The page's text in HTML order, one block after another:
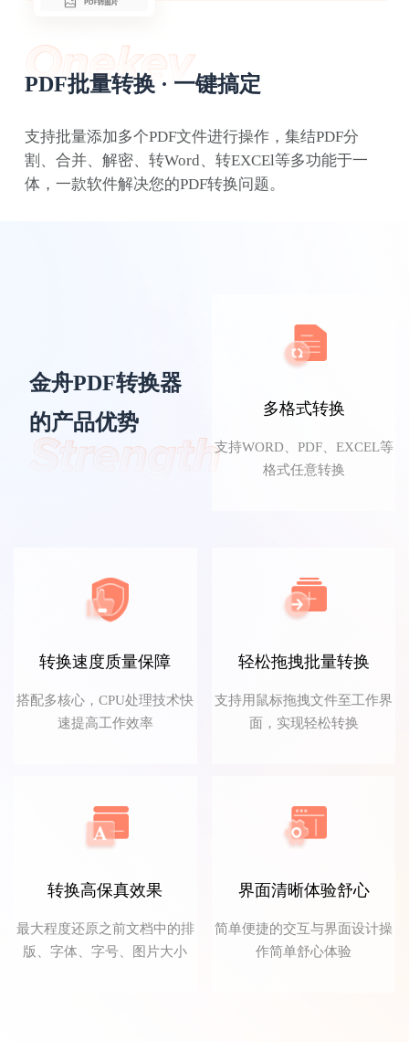
PDF批量转换 · 一键搞定
支持批量添加多个PDF文件进行操作，集结PDF分
割、合并、解密、转Word、转EXCEl等多功能于一
体，一款软件解决您的PDF转换问题。
金舟PDF转换器
的产品优势
多格式转换
支持WORD、PDF、EXCEL等
格式任意转换
转换速度质量保障
搭配多核心，CPU处理技术快
速提高工作效率
轻松拖拽批量转换
支持用鼠标拖拽文件至工作界
面，实现轻松转换
转换高保真效果
最大程度还原之前文档中的排
版、字体、字号、图片大小
界面清晰体验舒心
简单便捷的交互与界面设计操
作简单舒心体验
浪里小白龙
文言予果
FDG音信果子